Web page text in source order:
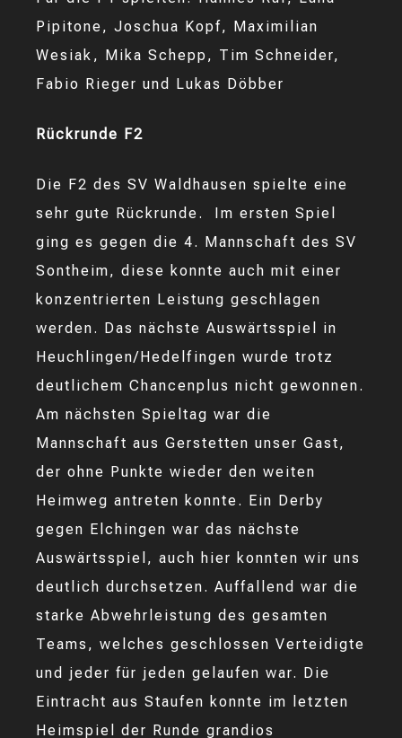
Pipitone, Joschua Kopf, Maximilian
Wesiak, Mika Schepp, Tim Schneider,
Fabio Rieger und Lukas Döbber
Rückrunde F2
Die F2 des SV Waldhausen spielte eine
sehr gute Rückrunde. Im ersten Spiel
ging es gegen die 4. Mannschaft des SV
Sontheim, diese konnte auch mit einer
konzentrierten Leistung geschlagen
werden. Das nächste Auswärtsspiel in
Heuchlingen/Hedelfingen wurde trotz
deutlichem Chancenplus nicht gewonnen.
Am nächsten Spieltag war die
Mannschaft aus Gerstetten unser Gast,
der ohne Punkte wieder den weiten
Heimweg antreten konnte. Ein Derby
gegen Elchingen war das nächste
Auswärtsspiel, auch hier konnten wir uns
deutlich durchsetzen. Auffallend war die
starke Abwehrleistung des gesamten
Teams, welches geschlossen Verteidigte
und jeder für jeden gelaufen war. Die
Eintracht aus Staufen konnte im letzten
Heimspiel der Runde grandios